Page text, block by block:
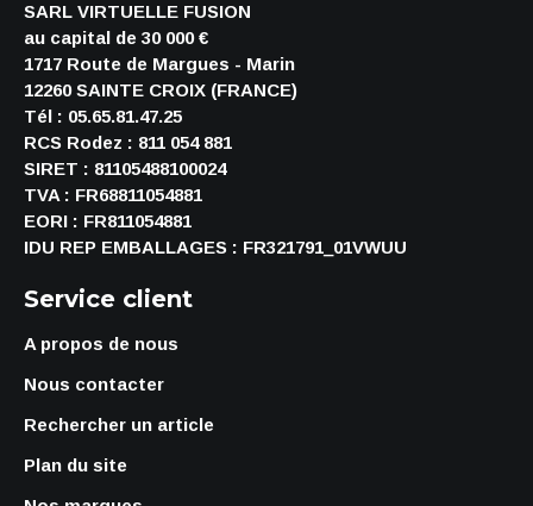
SARL VIRTUELLE FUSION
au capital de 30 000 €
1717 Route de Margues - Marin
12260 SAINTE CROIX (FRANCE)
Tél : 05.65.81.47.25
RCS Rodez : 811 054 881
SIRET : 81105488100024
TVA : FR68811054881
EORI : FR811054881
IDU REP EMBALLAGES : FR321791_01VWUU
Service client
A propos de nous
Nous contacter
Rechercher un article
Plan du site